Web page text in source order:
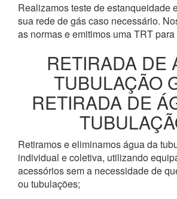
Realizamos teste de estanqueidade
sua rede de gás caso necessário.
as normas e emitimos uma TRT
RETIRADA DE
TUBULAÇÃO
RETIRADA DE
Retiramos e eliminamos água da
individual e coletiva, utilizando
acessórios sem a necessidade de
ou tubulações;